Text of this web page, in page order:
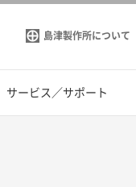
島津製作所について
サービス／サポート